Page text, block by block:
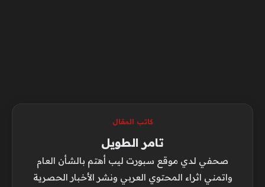
كاتب المقال
تامر الطويل
صحفي لدي موقع سبورت ليب أهتم بالشأن العام
واتمني اثراء المحتوي العربي ونشر الأخبار الحصرية